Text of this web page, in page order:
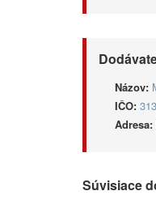
Názov:
IČO:
Adresa:
Súvisiace